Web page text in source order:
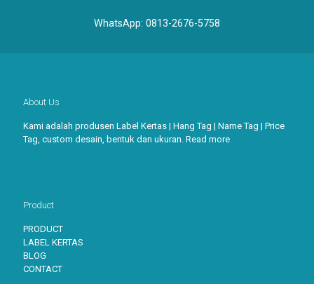
WhatsApp: 0813-2676-5758
About Us
Kami adalah produsen Label Kertas | Hang Tag | Name Tag | Price
Tag, custom desain, bentuk dan ukuran. Read more
Product
PRODUCT
LABEL KERTAS
BLOG
CONTACT